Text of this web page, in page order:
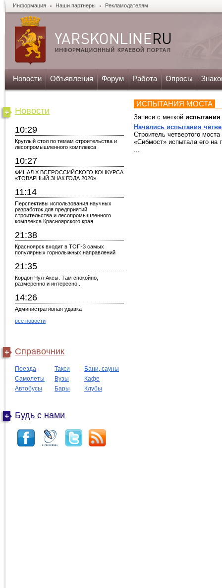
Информация Наши партнеры Рекламодателям
Новости Объявления Форум Работа Опросы
Новости
10:29
Круглый стол по темам строительства и
лесопромышленного комплекса
10:27
ФИНАЛ X ВСЕРОССИЙСКОГО КОНКУРСА
«ТОВАРНЫЙ ЗНАК ГОДА 2020»
11:14
Перспективы использования научных
разработок для предприятий
строительства и лесопромышленного
комплекса Красноярского края
21:38
Красноярск входит в ТОП-3 самых
популярных горнолыжных направлений
21:35
Кордон Чул-Аксы. Там спокойно,
размеренно и интересно...
14:26
Административная удавка
все новости
Справочник
Поезда Такси
Бани, сауны
Самолеты
Вузы
Кафе
Автобусы
Бары Клубы
Будь с нами
ИСПЫТАНИЯ МОСТА
Записи с меткой испытания
Начались испытания
Строитель четвертого
«Сибмост» испытала его на
...